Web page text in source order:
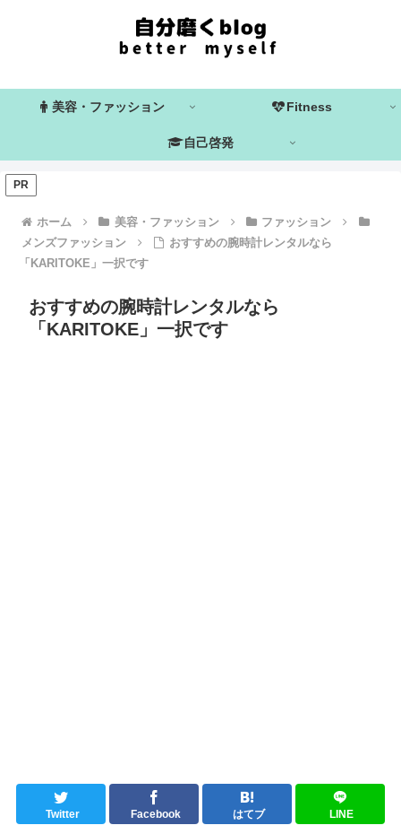
美容・ファッション Fitness
自己啓発
ホーム 美容・ファッション
ファッション
メンズファッション
おすすめの腕時計レンタルなら
「KARITOKE」一択です
PR
おすすめの腕時計レンタルなら
「KARITOKE」一択です
Twitter Facebook はてブ LINE